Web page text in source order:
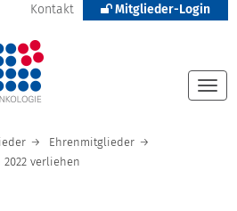
Kontakt Mitglieder-Login
Ehrenmitglieder
2022 verliehen